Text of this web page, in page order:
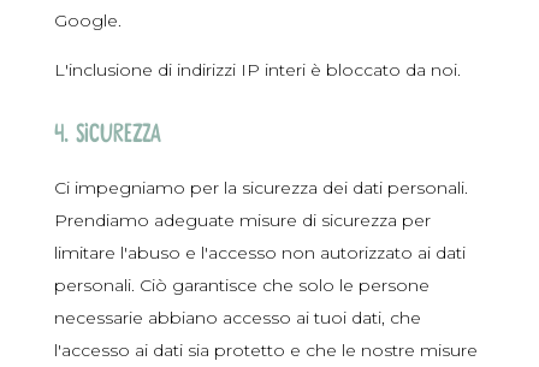
Google.
L'inclusione di indirizzi IP interi è bloccato da noi.
4. Sicurezza
Ci impegniamo per la sicurezza dei dati personali.
Prendiamo adeguate misure di sicurezza per
limitare l'abuso e l'accesso non autorizzato ai dati
personali. Ciò garantisce che solo le persone
necessarie abbiano accesso ai tuoi dati, che
l'accesso ai dati sia protetto e che le nostre misure